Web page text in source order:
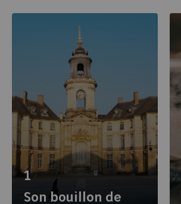
1
Son bouillon de